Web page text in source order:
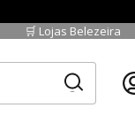
🛒 Lojas Belezeira